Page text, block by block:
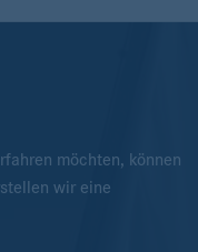
möchten, können
wir eine